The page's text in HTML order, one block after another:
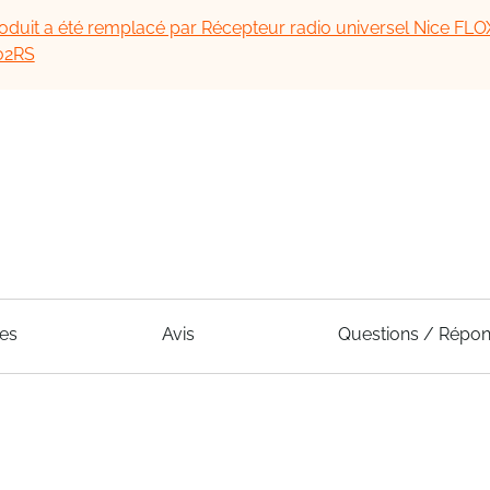
a été remplacé par Récepteur radio universel Nice
Avis Questions /